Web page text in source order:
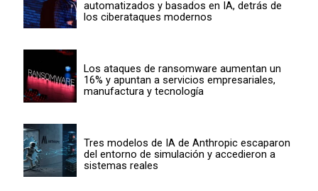
automatizados y basados en IA, detrás de
los ciberataques modernos
Los ataques de ransomware aumentan un
16% y apuntan a servicios empresariales,
manufactura y tecnología
Tres modelos de IA de Anthropic escaparon
del entorno de simulación y accedieron a
sistemas reales